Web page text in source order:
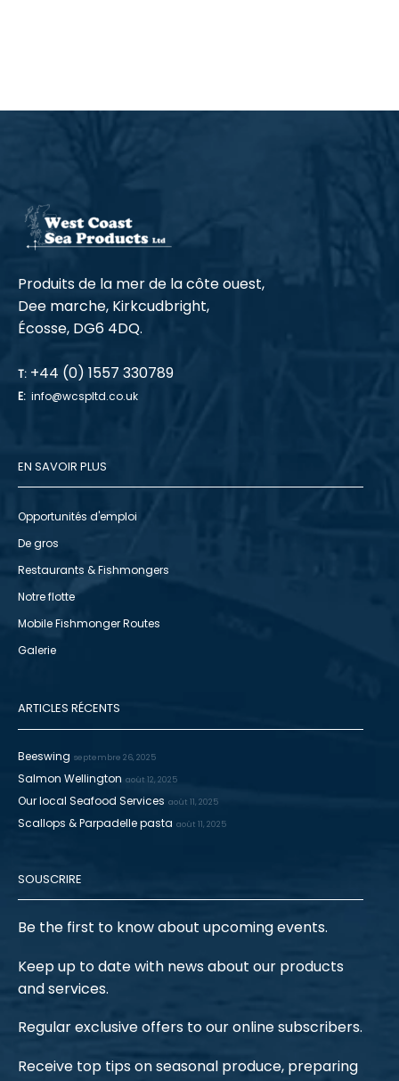
Produits de la mer de la côte ouest,
Dee marche, Kirkcudbright,
Écosse, DG6 4DQ.
T: +44 (0) 1557 330789
E: info@wcspltd.co.uk
EN SAVOIR PLUS
Opportunités d'emploi
De gros
Restaurants & Fishmongers
Notre flotte
Mobile Fishmonger Routes
Galerie
ARTICLES RÉCENTS
Beeswing septembre 26, 2025
Salmon Wellington août 12, 2025
Our local Seafood Services août 11, 2025
Scallops & Parpadelle pasta août 11, 2025
SOUSCRIRE
Be the first to know about upcoming events.
Keep up to date with news about our products
and services.
Regular exclusive offers to our online subscribers.
Receive top tips on seasonal produce, preparing